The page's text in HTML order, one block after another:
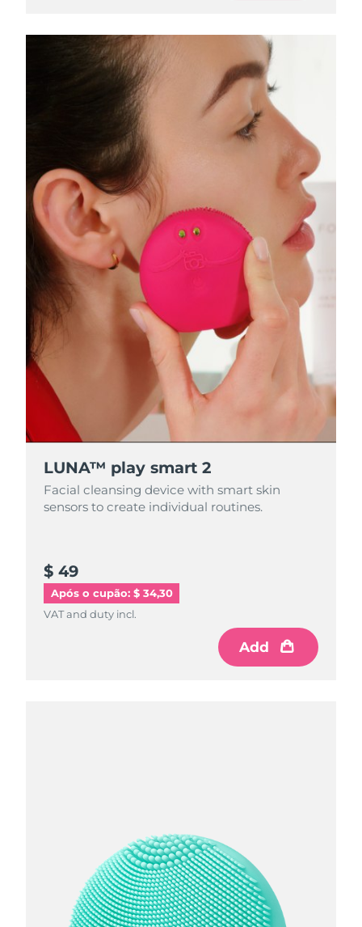
LUNA™ play smart 2
Facial cleansing device with smart skin
sensors to create individual routines.
$ 49
Após o cupão: $ 34,30
VAT and duty incl.
Add